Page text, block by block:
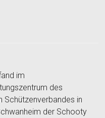
im
des
Schützenverbandes in
der Schooty